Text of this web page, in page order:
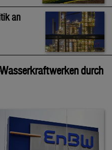
an
durch